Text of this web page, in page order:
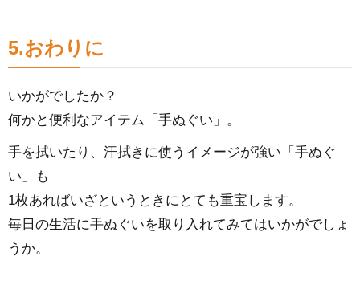
5.おわりに
いかがでしたか？
何かと便利なアイテム「手ぬぐい」。
手を拭いたり、汗拭きに使うイメージが強い「手ぬぐ
い」も
1枚あればいざというときにとても重宝します。
毎日の生活に手ぬぐいを取り入れてみてはいかがでしょ
うか。